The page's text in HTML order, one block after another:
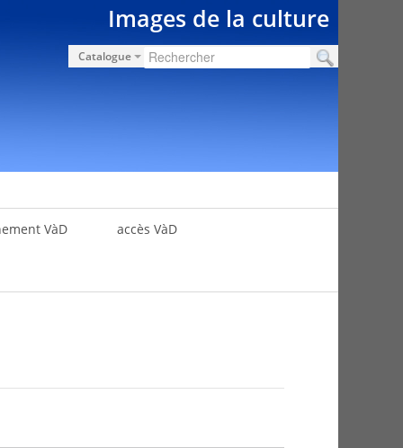
Images de la culture
Catalogue
VàD accès VàD